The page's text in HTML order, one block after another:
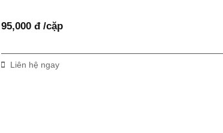
95,000 đ /cặp
Liên hệ ngay